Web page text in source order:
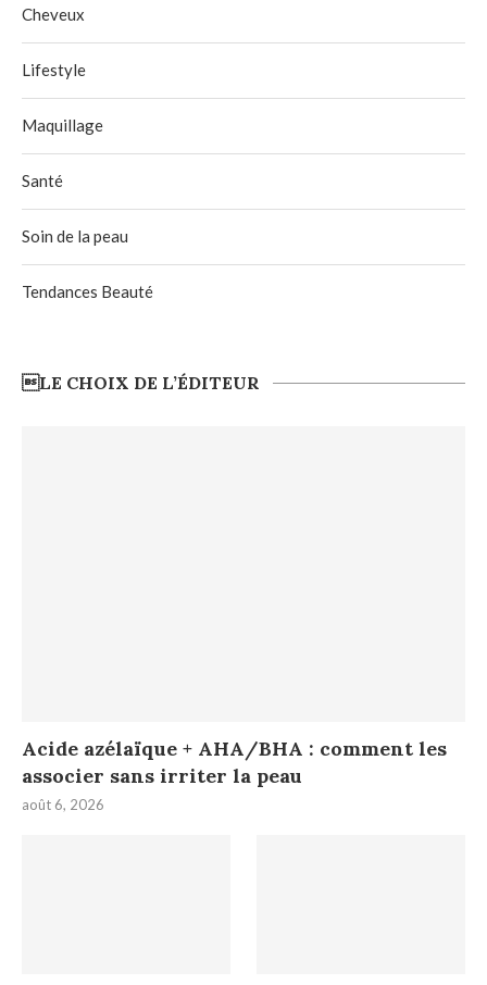
Cheveux
Lifestyle
Maquillage
Santé
Soin de la peau
Tendances Beauté
LE CHOIX DE L’ÉDITEUR
Acide azélaïque + AHA/BHA : comment les
associer sans irriter la peau
août 6, 2026